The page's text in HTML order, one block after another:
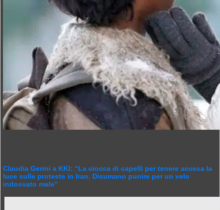
Claudia Gerini a KKI: “La ciocca di capelli per tenere accesa la
luce sulle proteste in Iran. Disumano punire per un velo
indossato male”